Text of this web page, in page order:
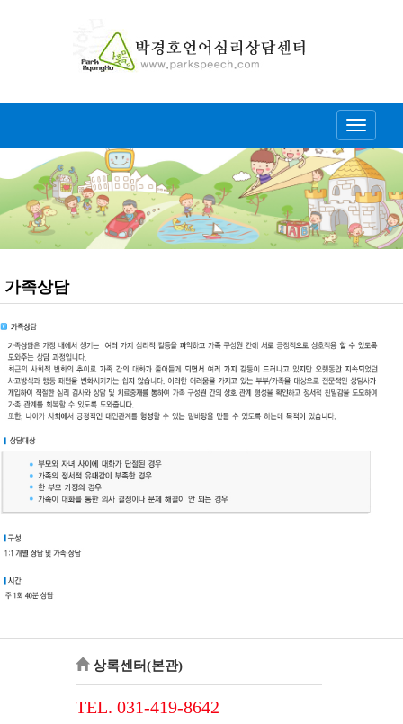
Toggle
가족상담
상록센터(본관)
TEL. 031-419-8642